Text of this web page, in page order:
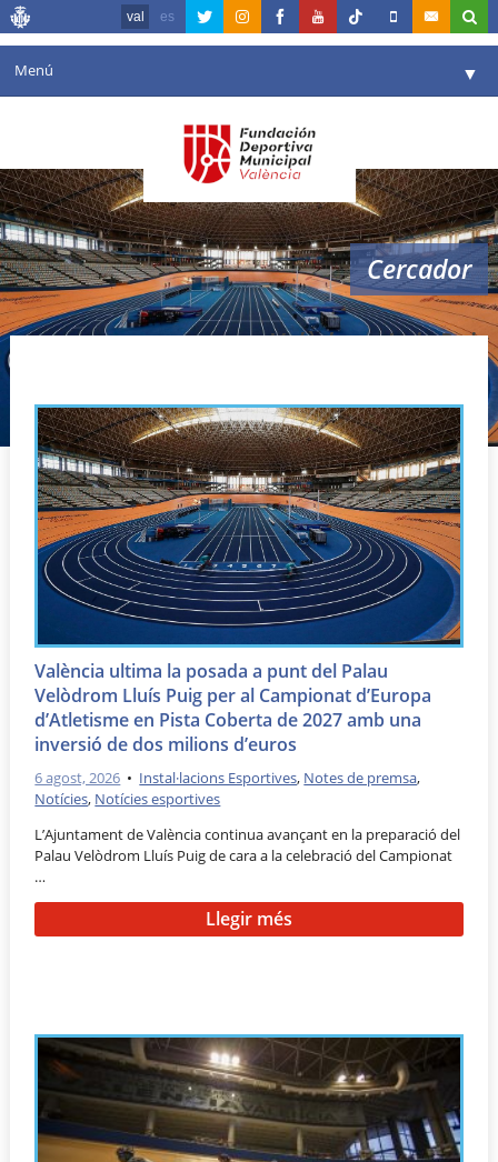
val es
Menú ▼
Agenda
Instal·lacions ▼
Comunicació ▼
València en esport ▼
Reserves
Cercador
Velòdrom Luis Puig
València ultima la posada a punt del Palau
Velòdrom Lluís Puig per al Campionat d’Europa
d’Atletisme en Pista Coberta de 2027 amb una
inversió de dos milions d’euros
6 agost, 2026 • Instal·lacions Esportives, Notes de premsa,
Notícies, Notícies esportives
L’Ajuntament de València continua avançant en la preparació del
Palau Velòdrom Lluís Puig de cara a la celebració del Campionat
…
Llegir més